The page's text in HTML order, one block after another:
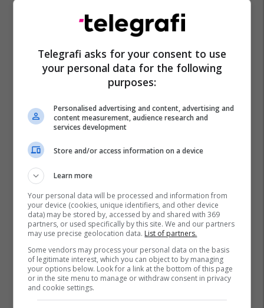
Mbipesha Rinia Japonia
Jetëgjatësia
Japonezët
Telegrafi asks for your consent to use
your personal data for the following
purposes:
Personalised advertising and content, advertising and
content measurement, audience research and
services development
Store and/or access information on a device
Learn more
Your personal data will be processed and information from
your device (cookies, unique identifiers, and other device
data) may be stored by, accessed by and shared with 369
partners, or used specifically by this site. We and our partners
may use precise geolocation data. List of partners.
Some vendors may process your personal data on the basis
of legitimate interest, which you can object to by managing
your options below. Look for a link at the bottom of this page
or in the site menu to manage or withdraw consent in privacy
and cookie settings.